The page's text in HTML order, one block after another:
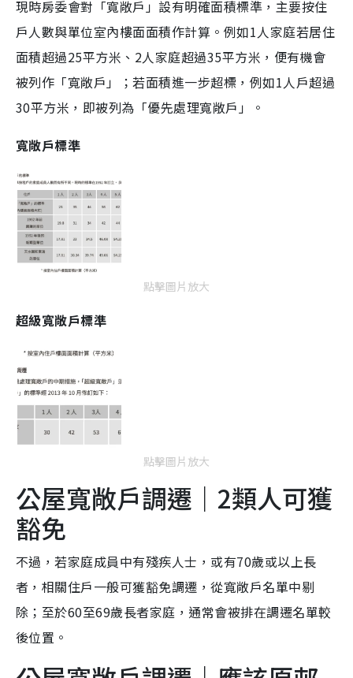
現時房委會對「寬敞戶」設有明確面積標準，主要按住
戶人數與單位室內樓面面積作計算。例如1人家庭若居住
面積超過25平方米、2人家庭超過35平方米，便有機會
被列作「寬敞戶」；若面積進一步超標，例如1人戶超過
30平方米，即被列為「優先處理寬敞戶」。
寬敞戶標準
點擊圖片放大
超級寬敞戶標準
點擊圖片放大
公屋寬敞戶調遷｜2類人可獲
豁免
不過，若家庭成員中有殘疾人士，或有70歲或以上長
者，相關住戶一般可獲豁免調遷，從寬敞戶名單中剔
除；至於60至69歲長者家庭，通常會被排在調遷名單較
後位置。